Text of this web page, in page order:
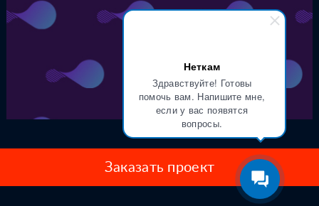
Неткам
Здравствуйте! Готовы
помочь вам. Напишите мне,
если у вас появятся
вопросы.
Заказать проект